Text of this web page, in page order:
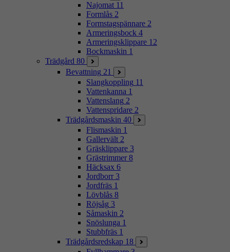
Najomat 11
Formlås 2
Formstagspännare 2
Armeringsbock 4
Armeringsklippare 12
Bockmaskin 1
Trädgård 80
Bevattning 21
Slangkoppling 11
Vattenkanna 1
Vattenslang 2
Vattenspridare 2
Trädgårdsmaskin 40
Flismaskin 1
Gallervält 2
Gräsklippare 3
Grästrimmer 8
Häcksax 6
Jordborr 3
Jordfräs 1
Lövblås 8
Röjsåg 3
Såmaskin 2
Snöslunga 1
Stubbfräs 1
Trädgårdsredskap 18